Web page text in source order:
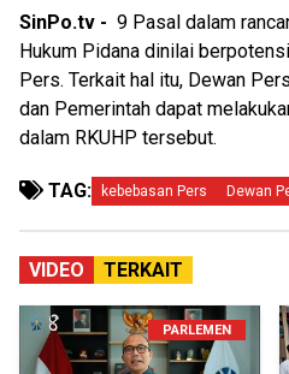
SinPo.tv - 9 Pasal dalam
Hukum Pidana dinilai
Pers. Terkait hal itu, Dewan
dan Pemerintah dapat
dalam RKUHP tersebut.
TAG: kebebasan Pers Dewan
VIDEO TERKAIT
PARLEMEN